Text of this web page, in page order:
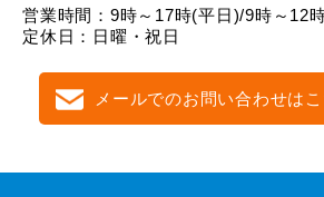
営業時間：9時～17時(平日)/9時～12
定休日：日曜・祝日
メールでのお問い合わせは